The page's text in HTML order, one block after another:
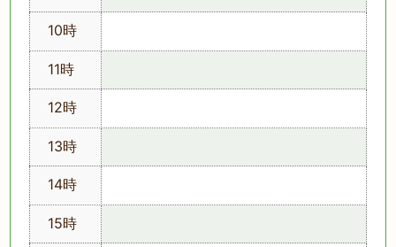
10時
11時
12時
13時
14時
15時